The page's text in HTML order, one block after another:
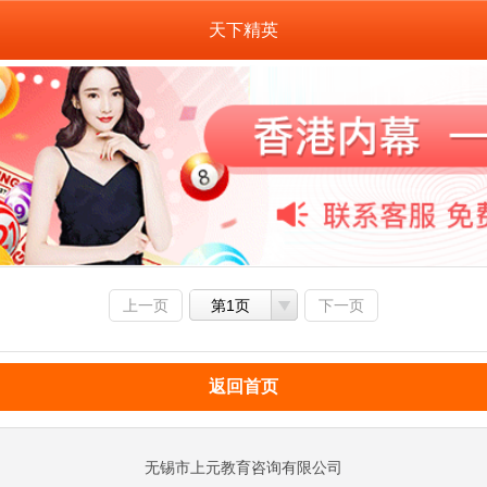
天下精英
上一页 第1页 下一页
返回首页
无锡市上元教育咨询有限公司